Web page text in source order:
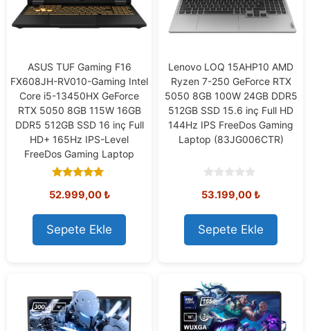
ASUS TUF Gaming F16
FX608JH-RV010-Gaming Intel
Core i5-13450HX GeForce
RTX 5050 8GB 115W 16GB
DDR5 512GB SSD 16 inç Full
HD+ 165Hz IPS-Level
FreeDos Gaming Laptop
out of 5
52.999,00₺
Sepete Ekle
Lenovo LOQ 15AHP10 AMD
Ryzen 7-250 GeForce RTX
5050 8GB 100W 24GB DDR5
512GB SSD 15.6 inç Full HD
144Hz IPS FreeDos Gaming
Laptop (83JG006CTR)
o
t
o
f
5
53.199,00₺
Sepete Ekle